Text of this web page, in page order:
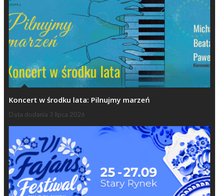
Koncert w środku lata: Pilnujmy marzeń
Data dodania 3 lipca 2026